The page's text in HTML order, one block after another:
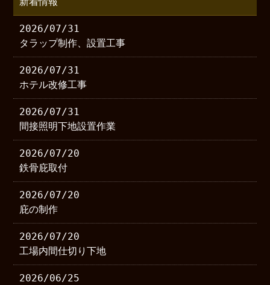
2026/07/31
タラップ制作、設置工事
2026/07/31
ホテル改修工事
2026/07/31
間接照明下地設置作業
2026/07/20
鉄骨庇取付
2026/07/20
庇の制作
2026/07/20
工場内間仕切り下地
2026/06/25